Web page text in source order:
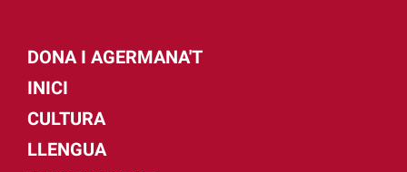
DONA I AGERMANA'T
INICI
CULTURA
LLENGUA